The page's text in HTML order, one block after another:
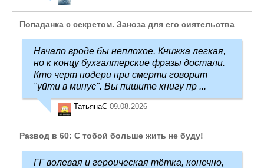
Попаданка с секретом. Заноза для его сиятельства
Начало вроде бы неплохое. Книжка легкая,
но к концу бухгалтерские фразы достали.
Кто черт подери при смерти говорит
"уйти в минус". Вы пишите книгу пр ...
ТатьянаC 09.08.2026
Развод в 60: С тобой больше жить не буду!
ГГ волевая и героическая тётка, конечно,